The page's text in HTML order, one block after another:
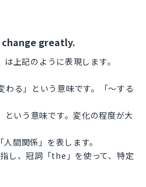
greatly.
上記のように表現します。
る」という意味です。「〜する
いう意味です。変化の程度が大
間関係」を表します。
、冠詞「the」を使って、特定